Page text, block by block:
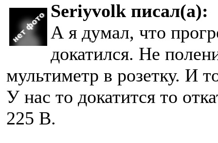
Seriyvolk писал(а):
А я думал, что
докатился. Не
мультиметр в розетку. И
У нас то докатится то
225 В.